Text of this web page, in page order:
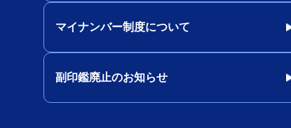
マイナンバー制度について
副印鑑廃止のお知らせ